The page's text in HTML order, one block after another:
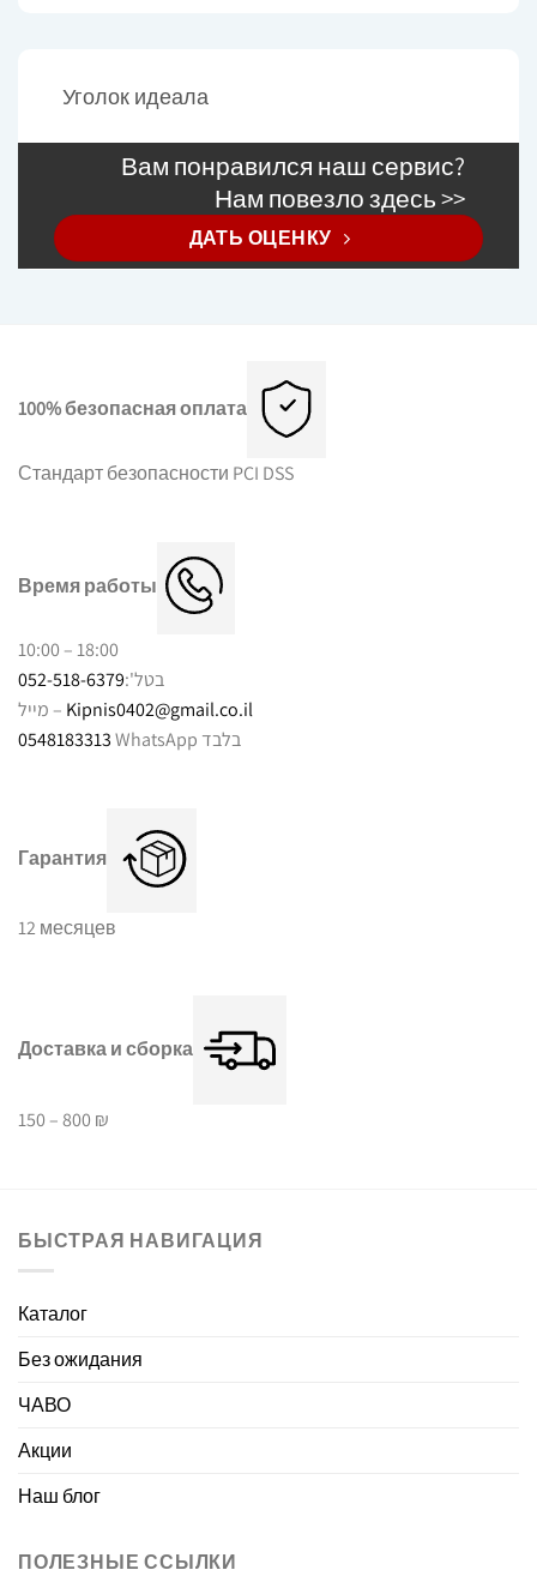
Уголок идеала
Вам понравился наш сервис?
Нам повезло здесь >>
ДАТЬ ОЦЕНКУ
100% безопасная оплата
Стандарт безопасности PCI DSS
Время работы
10:00 – 18:00
בטל':052-518-6379
מייל – Kipnis0402@gmail.co.il
0548183313
WhatsApp בלבד
Гарантия
12 месяцев
Доставка и сборка
150 – 800 ₪
БЫСТРАЯ НАВИГАЦИЯ
Каталог
Без ожидания
ЧАВО
Акции
Наш блог
ПОЛЕЗНЫЕ ССЫЛКИ